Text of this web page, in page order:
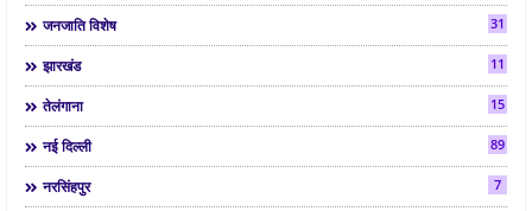
जनजाति विशेष 31
झारखंड 11
तेलंगाना 15
नई दिल्ली 89
नरसिंहपुर 7